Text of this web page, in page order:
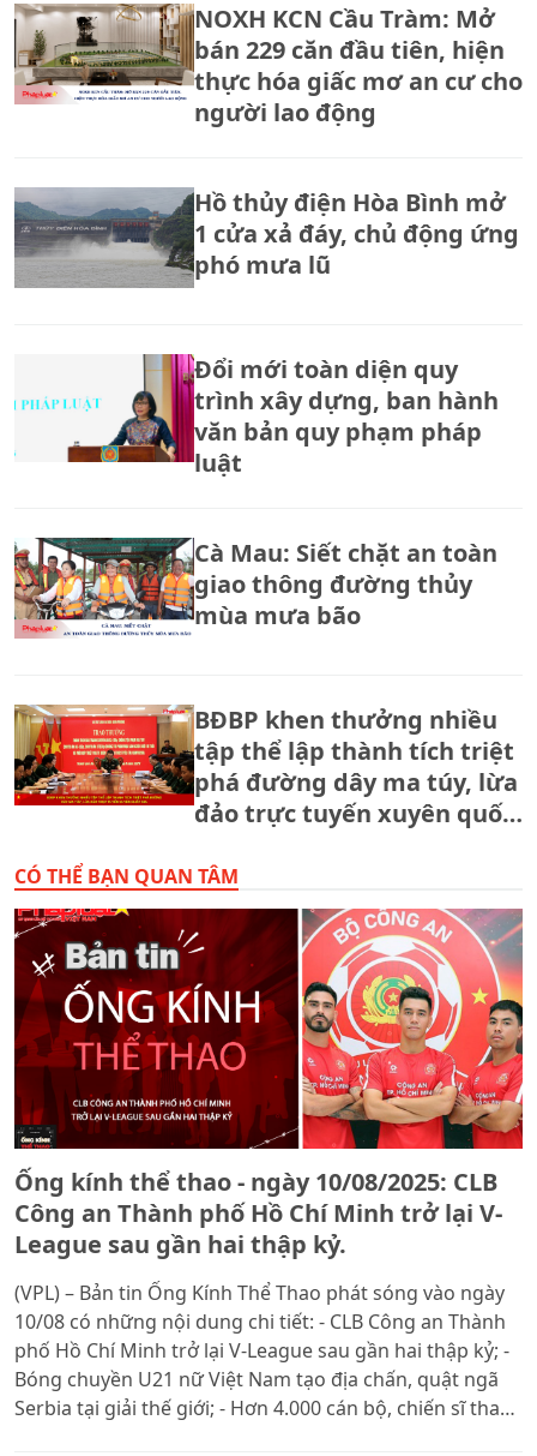
NOXH KCN Cầu Tràm: Mở
bán 229 căn đầu tiên, hiện
thực hóa giấc mơ an cư cho
người lao động
Hồ thủy điện Hòa Bình mở
1 cửa xả đáy, chủ động ứng
phó mưa lũ
Đổi mới toàn diện quy
trình xây dựng, ban hành
văn bản quy phạm pháp
luật
Cà Mau: Siết chặt an toàn
giao thông đường thủy
mùa mưa bão
BĐBP khen thưởng nhiều
tập thể lập thành tích triệt
phá đường dây ma túy, lừa
đảo trực tuyến xuyên quốc
CÓ THỂ BẠN QUAN TÂM
Ống kính thể thao - ngày 10/08/2025: CLB
Công an Thành phố Hồ Chí Minh trở lại V-
League sau gần hai thập kỷ.
(VPL) – Bản tin Ống Kính Thể Thao phát sóng vào ngày
10/08 có những nội dung chi tiết: - CLB Công an Thành
phố Hồ Chí Minh trở lại V-League sau gần hai thập kỷ; -
Bóng chuyền U21 nữ Việt Nam tạo địa chấn, quật ngã
Serbia tại giải thế giới; - Hơn 4.000 cán bộ, chiến sĩ tham